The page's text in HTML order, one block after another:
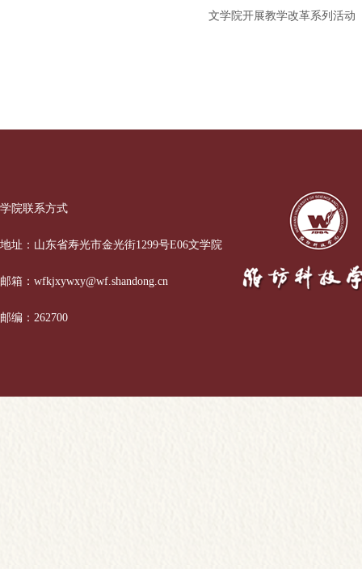
文学院开展教学改革系列活动
学院联系方式
地址：山东省寿光市金光街1299号E06文学院
邮箱：wfkjxywxy@wf.shandong.cn
邮编：262700